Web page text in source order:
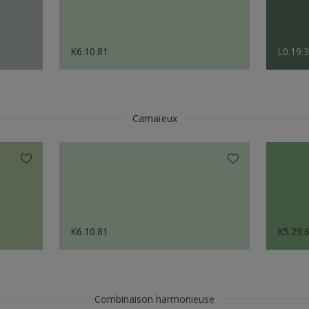
K6.10.81
Camaïeux
K6.10.81
Combinaison harmonieuse